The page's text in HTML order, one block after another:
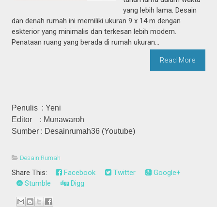
yang lebih lama. Desain
dan denah rumah ini memiliki ukuran 9 x 14 m dengan
eskterior yang minimalis dan terkesan lebih modern.
Penataan ruang yang berada di rumah ukuran...
Read More
Penulis : Yeni
Editor : Munawaroh
Sumber : Desainrumah36 (Youtube)
Desain Rumah
Share This: Facebook Twitter
Google+
Stumble
Digg